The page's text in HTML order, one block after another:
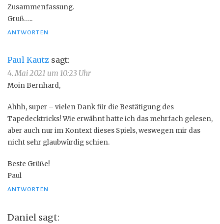
Zusammenfassung.
Gruß…..
ANTWORTEN
Paul Kautz sagt:
4. Mai 2021 um 10:23 Uhr
Moin Bernhard,
Ahhh, super – vielen Dank für die Bestätigung des
Tapedecktricks! Wie erwähnt hatte ich das mehrfach gelesen,
aber auch nur im Kontext dieses Spiels, weswegen mir das
nicht sehr glaubwürdig schien.
Beste Grüße!
Paul
ANTWORTEN
Daniel sagt: